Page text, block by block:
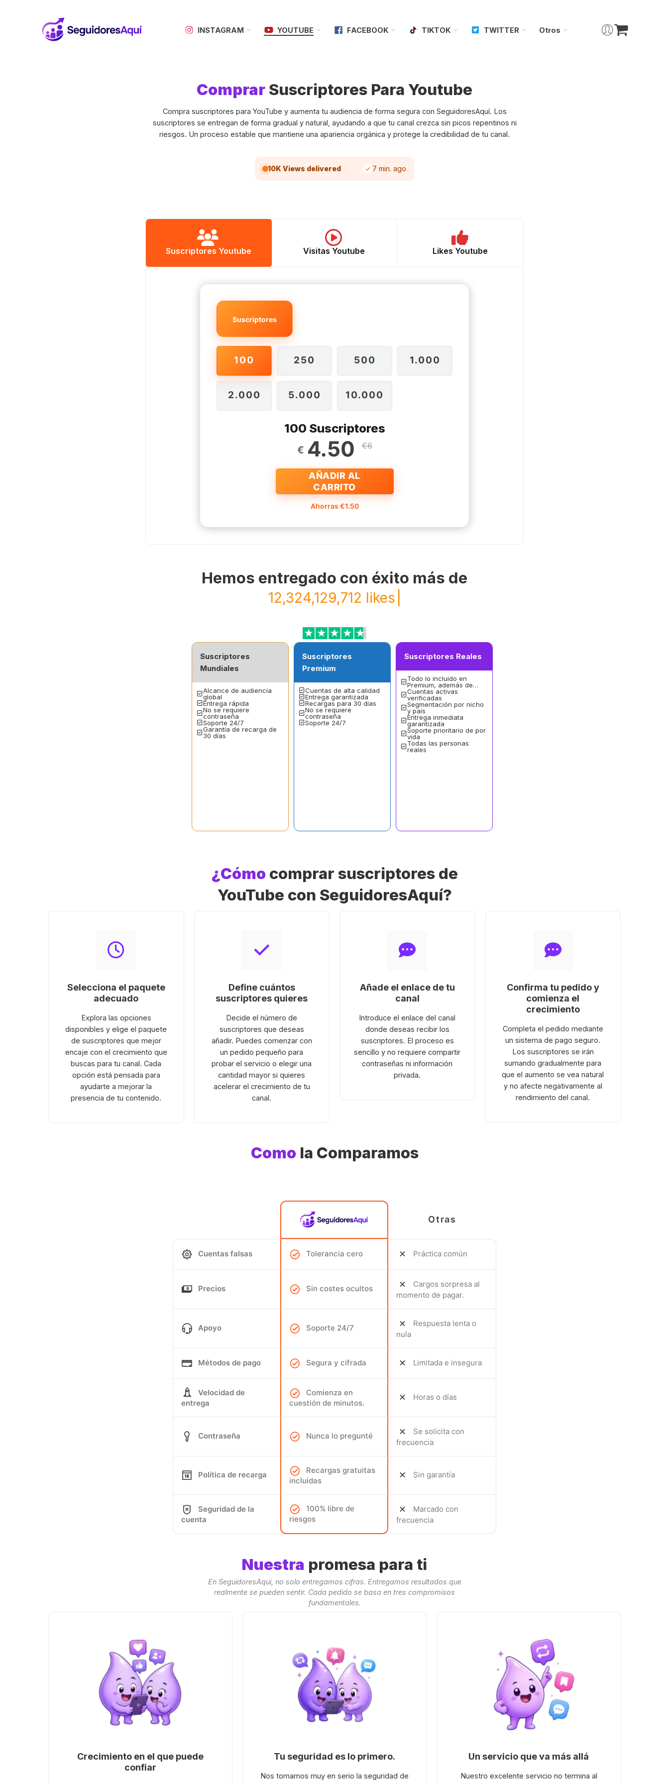
INSTAGRAM YOUTUBE FACEBOOK TIKTOK TWITTER Otros
Comprar Suscriptores Para Youtube
Compra suscriptores para YouTube y aumenta tu audiencia de forma segura con SeguidoresAquí. Los
suscriptores se entregan de forma gradual y natural, ayudando a que tu canal crezca sin picos repentinos ni
riesgos. Un proceso estable que mantiene una apariencia orgánica y protege la credibilidad de tu canal.
10K Views delivered ✓ 7 min. ago
Suscriptores Youtube Visitas Youtube Likes Youtube
Suscriptores
100 250 500 1.000
2.000 5.000 10.000
100 Suscriptores
€ 4.50 €6
AÑADIR AL
CARRITO
Ahorras €1.50
Hemos entregado con éxito más de
12,324,129,712 likes
Suscriptores
Mundiales
Alcance de audiencia
global
Entrega rápida
No se requiere
contraseña
Soporte 24/7
Garantía de recarga de
30 días
Suscriptores
Premium
Cuentas de alta calidad
Entrega garantizada
Recargas para 30 días
No se requiere
contraseña
Soporte 24/7
Suscriptores Reales
Todo lo incluido en
Premium, además de…
Cuentas activas
verificadas
Segmentación por nicho
y país
Entrega inmediata
garantizada
Soporte prioritario de por
vida
Todas las personas
reales
¿Cómocomprar suscriptores de
YouTube con SeguidoresAquí?
Selecciona el paquete
adecuado
Explora las opciones
disponibles y elige el paquete
de suscriptores que mejor
encaje con el crecimiento que
buscas para tu canal. Cada
opción está pensada para
ayudarte a mejorar la
presencia de tu contenido.
Define cuántos
suscriptores quieres
Decide el número de
suscriptores que deseas
añadir. Puedes comenzar con
un pedido pequeño para
probar el servicio o elegir una
cantidad mayor si quieres
acelerar el crecimiento de tu
canal.
Añade el enlace de tu
canal
Introduce el enlace del canal
donde deseas recibir los
suscriptores. El proceso es
sencillo y no requiere compartir
contraseñas ni información
privada.
Confirma tu pedido y
comienza el
crecimiento
Completa el pedido mediante
un sistema de pago seguro.
Los suscriptores se irán
sumando gradualmente para
que el aumento se vea natural
y no afecte negativamente al
rendimiento del canal.
Comola Comparamos
Otras
Cuentas falsas Tolerancia cero Práctica común
Precios Sin costes ocultos
Cargos sorpresa al
momento de pagar.
Apoyo Soporte 24/7
Respuesta lenta o
nula
Métodos de pago Segura y cifrada Limitada e insegura
Velocidad de
entrega
Comienza en
cuestión de minutos.
Horas o días
Contraseña Nunca lo pregunté
Se solicita con
frecuencia
Política de recarga
Recargas gratuitas
incluidas
Sin garantía
Seguridad de la
cuenta
100% libre de
riesgos
Marcado con
frecuencia
Nuestra promesa para ti
En SeguidoresAqui, no solo entregamos cifras. Entregamos resultados que
realmente se pueden sentir. Cada pedido se basa en tres compromisos
fundamentales.
Crecimiento en el que puede
confiar
Tu seguridad es lo primero.
Nos tomamos muy en serio la seguridad de
Un servicio que va más allá
Nuestro excelente servicio no termina al